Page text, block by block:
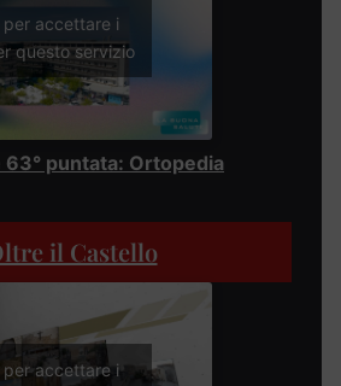
per accettare i
questo servizio
63° puntata: Ortopedia
il Castello
per accettare i